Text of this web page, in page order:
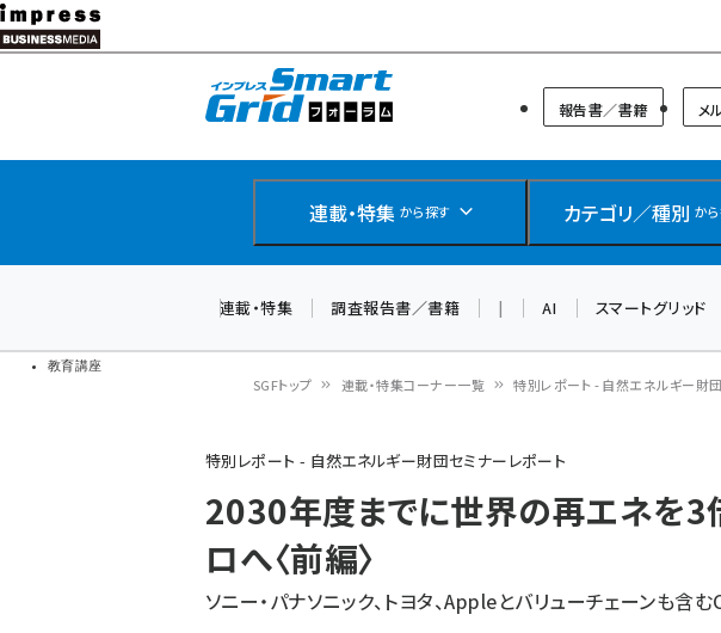
メ
イ
教育講座
スマートグリッドフォーラム
報告書／書籍 メ
連載・特集 から探す カテゴリ／種別 か
連載・特集 調査報告書／書籍 | AI スマートグリッド
ン
く
ず
SGFトップ 連載・特集コーナー一覧 特別レポート - 自然エネルギー財
特別レポート - 自然エネルギー財団セミナーレポート
2030年度までに世界の再エネを3
ロへ〈前編〉
ソニー・パナソニック、トヨタ、Appleとバリューチェーンも含